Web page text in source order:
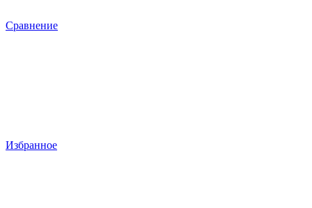
Сравнение
Избранное